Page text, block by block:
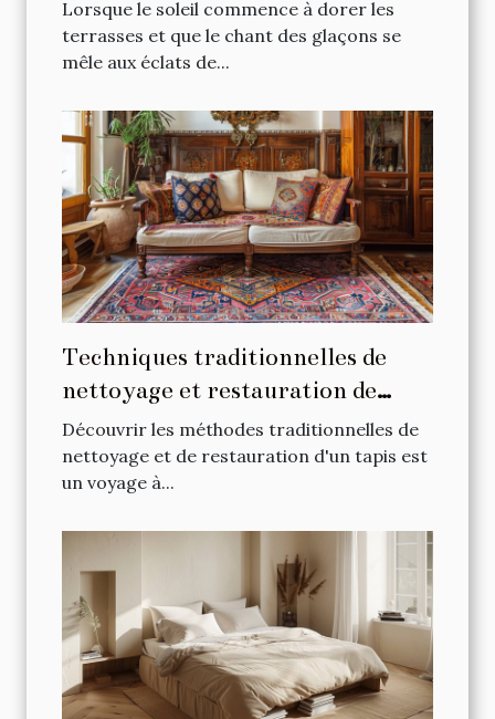
Lorsque le soleil commence à dorer les
terrasses et que le chant des glaçons se
mêle aux éclats de...
Techniques traditionnelles de
nettoyage et restauration de
tapis
Découvrir les méthodes traditionnelles de
nettoyage et de restauration d'un tapis est
un voyage à...